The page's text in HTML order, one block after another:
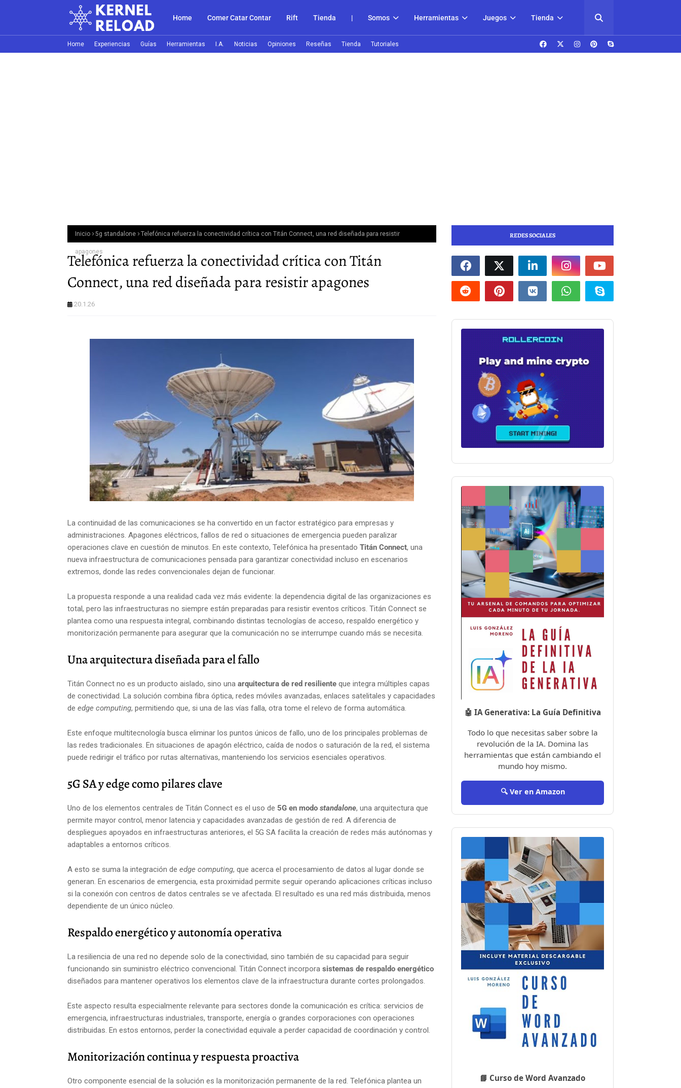
Home Comer Catar Contar Rift Tienda | Somos Herramientas Juegos Tienda
Home Experiencias Guías Herramientas I.A. Noticias Opiniones Reseñas Tienda Tutoriales
Inicio 5g standalone Telefónica refuerza la conectividad crítica con Titán Connect, una red diseñada para resistir
apagones
Telefónica refuerza la conectividad crítica con Titán
Connect, una red diseñada para resistir apagones
20.1.26
La continuidad de las comunicaciones se ha convertido en un factor estratégico para empresas y
administraciones. Apagones eléctricos, fallos de red o situaciones de emergencia pueden paralizar
operaciones clave en cuestión de minutos. En este contexto, Telefónica ha presentado Titán Connect, una
nueva infraestructura de comunicaciones pensada para garantizar conectividad incluso en escenarios
extremos, donde las redes convencionales dejan de funcionar.
La propuesta responde a una realidad cada vez más evidente: la dependencia digital de las organizaciones es
total, pero las infraestructuras no siempre están preparadas para resistir eventos críticos. Titán Connect se
plantea como una respuesta integral, combinando distintas tecnologías de acceso, respaldo energético y
monitorización permanente para asegurar que la comunicación no se interrumpe cuando más se necesita.
Una arquitectura diseñada para el fallo
Titán Connect no es un producto aislado, sino una arquitectura de red resiliente que integra múltiples capas
de conectividad. La solución combina fibra óptica, redes móviles avanzadas, enlaces satelitales y capacidades
de edge computing, permitiendo que, si una de las vías falla, otra tome el relevo de forma automática.
Este enfoque multitecnología busca eliminar los puntos únicos de fallo, uno de los principales problemas de
las redes tradicionales. En situaciones de apagón eléctrico, caída de nodos o saturación de la red, el sistema
puede redirigir el tráfico por rutas alternativas, manteniendo los servicios esenciales operativos.
5G SA y edge como pilares clave
Uno de los elementos centrales de Titán Connect es el uso de 5G en modo standalone, una arquitectura que
permite mayor control, menor latencia y capacidades avanzadas de gestión de red. A diferencia de
despliegues apoyados en infraestructuras anteriores, el 5G SA facilita la creación de redes más autónomas y
adaptables a entornos críticos.
A esto se suma la integración de edge computing, que acerca el procesamiento de datos al lugar donde se
generan. En escenarios de emergencia, esta proximidad permite seguir operando aplicaciones críticas incluso
si la conexión con centros de datos centrales se ve afectada. El resultado es una red más distribuida, menos
dependiente de un único núcleo.
Respaldo energético y autonomía operativa
La resiliencia de una red no depende solo de la conectividad, sino también de su capacidad para seguir
funcionando sin suministro eléctrico convencional. Titán Connect incorpora sistemas de respaldo energético
diseñados para mantener operativos los elementos clave de la infraestructura durante cortes prolongados.
Este aspecto resulta especialmente relevante para sectores donde la comunicación es crítica: servicios de
emergencia, infraestructuras industriales, transporte, energía o grandes corporaciones con operaciones
distribuidas. En estos entornos, perder la conectividad equivale a perder capacidad de coordinación y control.
Monitorización continua y respuesta proactiva
Otro componente esencial de la solución es la monitorización permanente de la red. Telefónica plantea un
REDES SOCIALES
🤖 IA Generativa: La Guía Definitiva
Todo lo que necesitas saber sobre la
revolución de la IA. Domina las
herramientas que están cambiando el
mundo hoy mismo.
🔍 Ver en Amazon
📘 Curso de Word Avanzado